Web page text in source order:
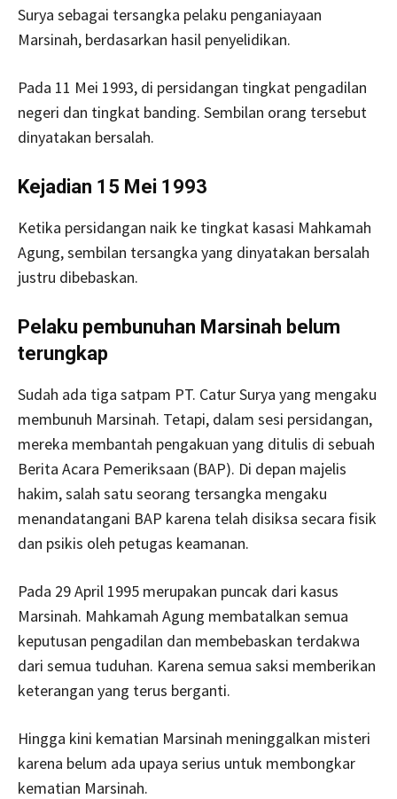
Surya sebagai tersangka pelaku penganiayaan
Marsinah, berdasarkan hasil penyelidikan.
Pada 11 Mei 1993, di persidangan tingkat pengadilan
negeri dan tingkat banding. Sembilan orang tersebut
dinyatakan bersalah.
Kejadian 15 Mei 1993
Ketika persidangan naik ke tingkat kasasi Mahkamah
Agung, sembilan tersangka yang dinyatakan bersalah
justru dibebaskan.
Pelaku pembunuhan Marsinah belum
terungkap
Sudah ada tiga satpam PT. Catur Surya yang mengaku
membunuh Marsinah. Tetapi, dalam sesi persidangan,
mereka membantah pengakuan yang ditulis di sebuah
Berita Acara Pemeriksaan (BAP). Di depan majelis
hakim, salah satu seorang tersangka mengaku
menandatangani BAP karena telah disiksa secara fisik
dan psikis oleh petugas keamanan.
Pada 29 April 1995 merupakan puncak dari kasus
Marsinah. Mahkamah Agung membatalkan semua
keputusan pengadilan dan membebaskan terdakwa
dari semua tuduhan. Karena semua saksi memberikan
keterangan yang terus berganti.
Hingga kini kematian Marsinah meninggalkan misteri
karena belum ada upaya serius untuk membongkar
kematian Marsinah.